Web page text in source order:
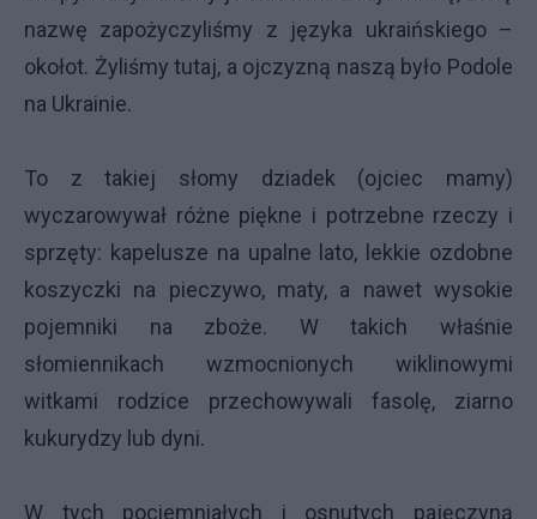
nazwę zapożyczyliśmy z języka ukraińskiego –
okołot. Żyliśmy tutaj, a ojczyzną naszą było Podole
na Ukrainie.
To z takiej słomy dziadek (ojciec mamy)
wyczarowywał różne piękne i potrzebne rzeczy i
sprzęty: kapelusze na upalne lato, lekkie ozdobne
koszyczki na pieczywo, maty, a nawet wysokie
pojemniki na zboże. W takich właśnie
słomiennikach wzmocnionych wiklinowymi
witkami rodzice przechowywali fasolę, ziarno
kukurydzy lub dyni.
W tych pociemniałych i osnutych pajęczyną